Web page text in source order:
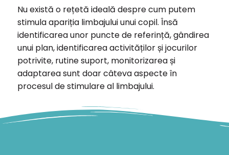
Nu există o rețetă ideală despre cum putem
stimula apariția limbajului unui copil. Însă
identificarea unor puncte de referință, gândirea
unui plan, identificarea activităților și jocurilor
potrivite, rutine suport, monitorizarea și
adaptarea sunt doar câteva aspecte în
procesul de stimulare al limbajului.